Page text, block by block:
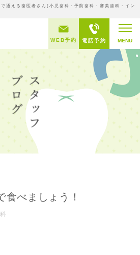
通える歯医者さん(小児歯科・予防歯科・審美歯科・イン
MENU
電話予約
WEB予約
食べましょう！